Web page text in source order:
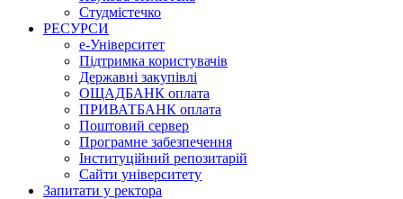
Студмістечко
РЕСУРСИ
е-Університет
Підтримка користувачів
Державні закупівлі
ОЩАДБАНК оплата
ПРИВАТБАНК оплата
Поштовий сервер
Програмне забезпечення
Інституційний репозитарій
Сайти університету
Запитати у ректора